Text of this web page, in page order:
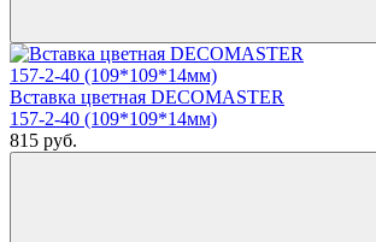
Вставка цветная DECOMASTER
157-2-40 (109*109*14мм)
815 руб.